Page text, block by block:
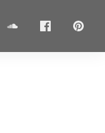
soundcloudFacebook